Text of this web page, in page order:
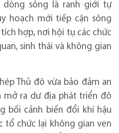
dòng sông là ranh giới tự
hoạch mới tiếp cận sông
hợp, nơi hội tụ các chức
sinh thái và không gian
Thủ đô vừa bảo đảm an
mở ra dư địa phát triển đô
bối cảnh biến đổi khí hậu
tổ chức lại không gian ven